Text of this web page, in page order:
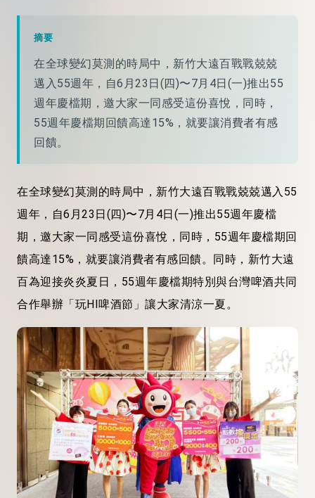
摘要
在全球變幻莫測的時局中，新竹大遠百戰戰兢兢
邁入55週年，自6月23日(四)〜7月4日(一)推出55
週年慶檔期，邀大家一同感受這份喜悅，同時，
55週年慶檔期回饋高達15%，就要讓消費者有感
回饋。
在全球變幻莫測的時局中，新竹大遠百戰戰兢兢邁入55
週年，自6月23日(四)〜7月4日(一)推出55週年慶檔
期，邀大家一同感受這份喜悅，同時，55週年慶檔期回
饋高達15%，就要讓消費者有感回饋。同時，新竹大遠
百為迎接炎炎夏日，55週年慶檔期特別與台灣啤酒共同
合作舉辦「玩HI啤酒節」讓大家清涼一夏。